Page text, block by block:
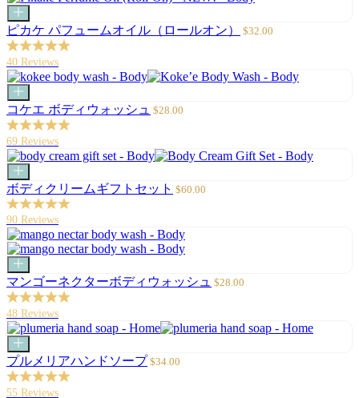
カ
ー
ト
に
追
加
ピカケ パフュームオイル（ロールオン）
セ
価
格
$32.00
40 Reviews
カ
ー
ト
に
追
加
コケエ ボディウォッシュ セ
価
格
$28.00
69 Reviews
カ
ー
ト
に
追
加
ボディクリームギフトセット セ
価
格
$60.00
90 Reviews
カ
ー
ト
に
追
加
マンゴーネクターボディウォッシュ セ
価
格
$28.00
48 Reviews
カ
ー
ト
に
プルメリアハンドソープ セ
$34.00
55 Reviews